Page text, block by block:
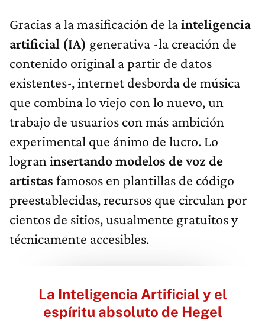
Gracias a la masificación de lainteligencia
artificial (IA) generativa -la creación de
contenido original a partir de datos
existentes-, internet desborda de música
que combina lo viejo con lo nuevo, un
trabajo de usuarios con más ambición
experimental que ánimo de lucro. Lo
logran insertando modelos de voz de
artistas famosos en plantillas de código
preestablecidas, recursos que circulan por
cientos de sitios, usualmente gratuitos y
técnicamente accesibles.
La Inteligencia Artificial y el
espíritu absoluto de Hegel